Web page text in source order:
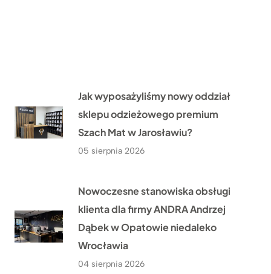
Jak wyposażyliśmy nowy oddział
sklepu odzieżowego premium
Szach Mat w Jarosławiu?
05 sierpnia 2026
Nowoczesne stanowiska obsługi
klienta dla firmy ANDRA Andrzej
Dąbek w Opatowie niedaleko
Wrocławia
04 sierpnia 2026